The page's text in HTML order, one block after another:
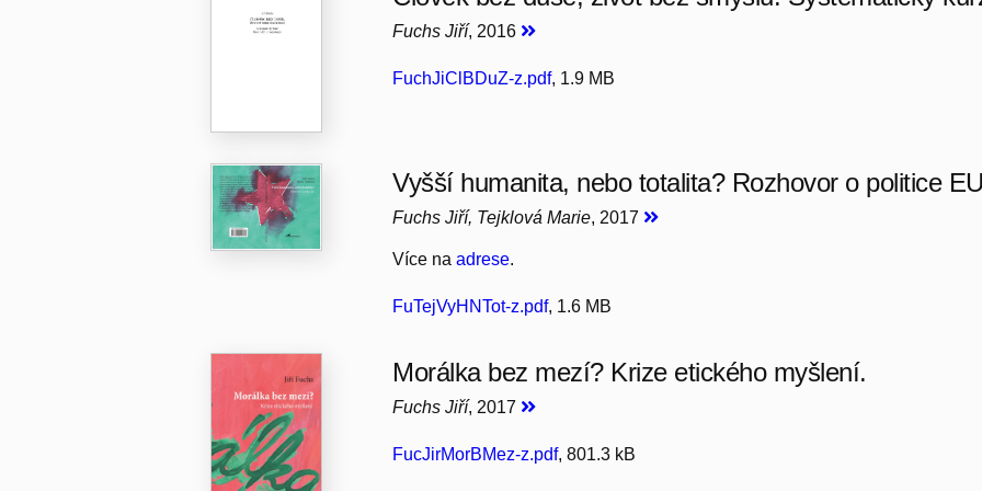
Fuchs Jiří, 2016
FuchJiClBDuZ-z.pdf, 1.9 MB
Vyšší humanita, nebo totalita? Rozhovor o politice
Fuchs Jiří, Tejklová Marie, 2017
Více naadrese.
FuTejVyHNTot-z.pdf, 1.6 MB
Morálka bez mezí? Krize etického myšlení.
Fuchs Jiří, 2017
FucJirMorBMez-z.pdf, 801.3 kB